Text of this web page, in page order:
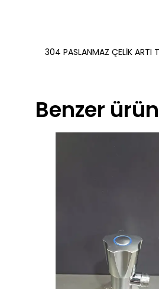
304 PASLANMAZ ÇELİK ARTI
Benzer